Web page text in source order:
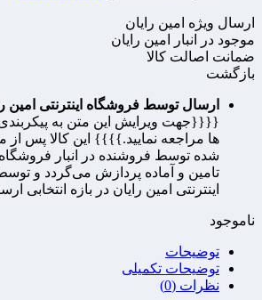
ارسال ویژه امین رایان
موجود در انبار امین رایان
ضمانت اصالت کالا
بازگشت
ارسال توسط فروشگاه اینترنتی امین
{{{{جهت ویرایش این متن به
ها مراجعه نمایید.}}}} این کالا پس
شده توسط فروشنده در انبار فروشگاه
تامین و آماده پردازش می‌گردد و
اینترنتی امین رایان در بازه انتخابی
ناموجود
توضیحات
توضیحات تکمیلی
نظرات (0)